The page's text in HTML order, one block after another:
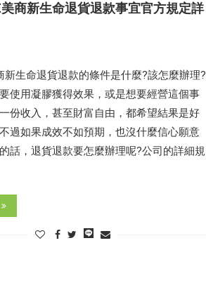
商新生命退貨退款事宜官方規定詳
新生命退貨退款的條件是什麼?該怎麼辦理?
使用凝膠獲得效果，或是想要經營這個事
份收入，甚至財富自由，都希望結果是好
過如果成效不如預期，也沒什麼信心願意
話，退貨退款要怎麼辦理呢?公司的詳細規